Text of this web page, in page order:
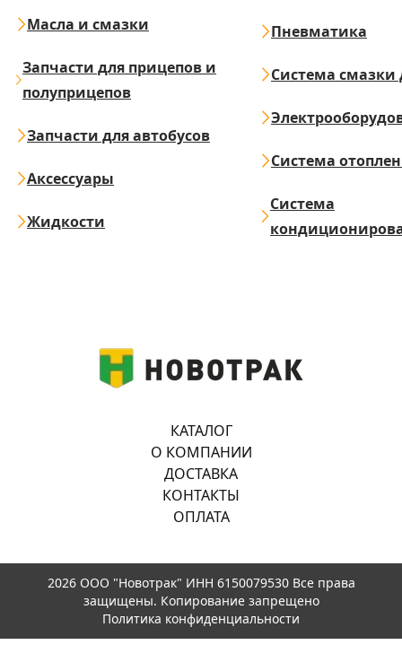
Масла и смазки
Запчасти для прицепов и
полуприцепов
Запчасти для автобусов
Аксессуары
Жидкости
Пневматика
Система смазки
Система
Система
КАТАЛОГ
О КОМПАНИИ
ДОСТАВКА
КОНТАКТЫ
ОПЛАТА
2026 ООО "Новотрак" ИНН 6150079530 Все права
защищены. Копирование запрещено
Политика конфиденциальности